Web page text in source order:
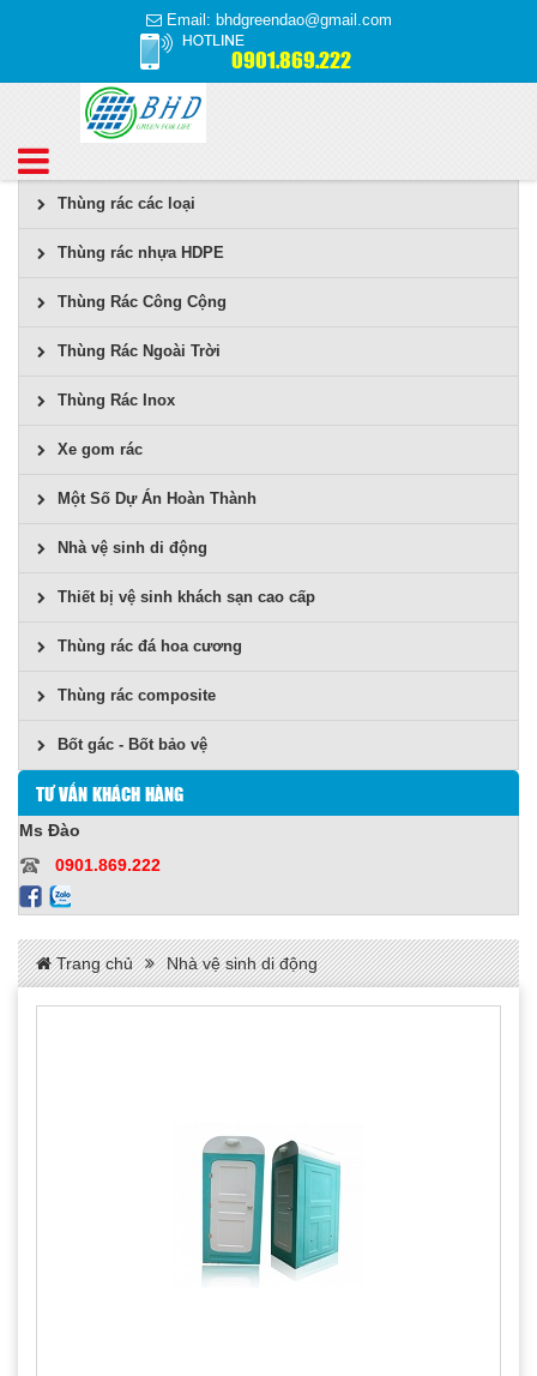
Email: bhdgreendao@gmail.com
0901.869.222
Thùng rác các loại
Thùng rác nhựa HDPE
Thùng Rác Công Cộng
Thùng Rác Ngoài Trời
Thùng Rác Inox
Xe gom rác
Một Số Dự Án Hoàn Thành
Nhà vệ sinh di động
Thiết bị vệ sinh khách sạn cao cấp
Thùng rác đá hoa cương
Thùng rác composite
Bốt gác - Bốt bảo vệ
TƯ VẤN KHÁCH HÀNG
Ms Đào
0901.869.222
Trang chủ Nhà vệ sinh di động